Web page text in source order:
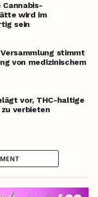
Cannabis-
wird im
sein
stimmt
von medizinischem
vor, THC-haltige
verbieten